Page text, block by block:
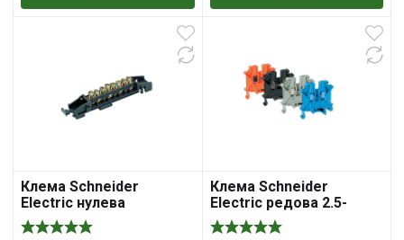
Клема Schneider
Electric нулева
неизолирана 80A, 8
гнезда
Клема Schneider
Electric редова 2.5-
35мм2, сива, 125A,
Linergy TR